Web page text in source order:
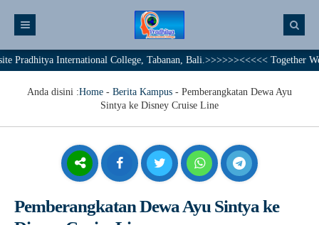
International College, Tabanan, Bali.>>>>>><<<<< Together We
Anda disini :Home - Berita Kampus - Pemberangkatan Dewa Ayu
Sintya ke Disney Cruise Line
Pemberangkatan Dewa Ayu Sintya ke